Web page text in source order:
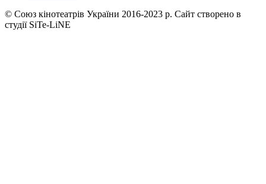
© Союз кінотеатрів України 2016-2023 р. Сайт створено в
студії SiTe-LiNE